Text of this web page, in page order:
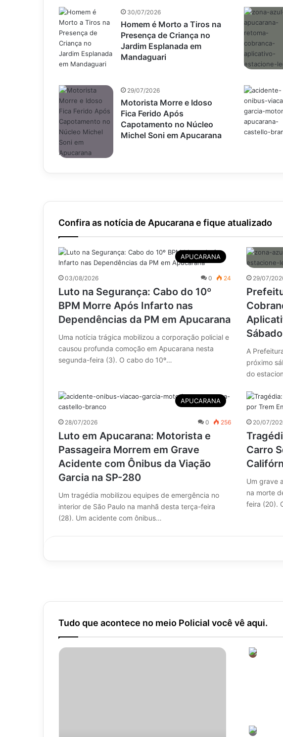
30/07/2026
Homem é Morto a Tiros na
Presença de Criança no
Jardim Esplanada em
Mandaguari
29/07/2026
Motorista Morre e Idoso
Fica Ferido Após
Capotamento no Núcleo
Michel Soni em Apucarana
Confira as notícia de Apucarana e fique atualizado
APUCARANA
03/08/2026 0 24
Luto na Segurança: Cabo do 10º
BPM Morre Após Infarto nas
Dependências da PM em Apucarana
Uma notícia trágica mobilizou a corporação policial e
causou profunda comoção em Apucarana nesta
segunda-feira (3). O cabo do 10º…
29/07/
A
próximo
do
APUCARANA
28/07/2026 0 256
Luto em Apucarana: Motorista e
Passageira Morrem em Grave
Acidente com Ônibus da Viação
Garcia na SP-280
Um tragédia mobilizou equipes de emergência no
interior de São Paulo na manhã desta terça-feira
(28). Um acidente com ônibus…
20/07/
Carro
Um grave
na morte
feira (20).
Tudo que acontece no meio Policial você vê aqui.